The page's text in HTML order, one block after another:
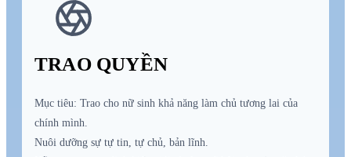
TRAO QUYỀN
Mục tiêu: Trao cho nữ sinh khả năng làm chủ tương lai của
chính mình.
Nuôi dưỡng sự tự tin, tự chủ, bản lĩnh.